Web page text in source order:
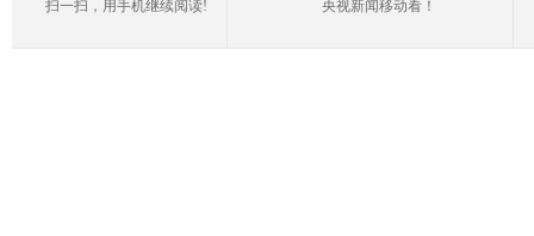
扫一扫，用手机继续阅读! 央视新闻移动看！